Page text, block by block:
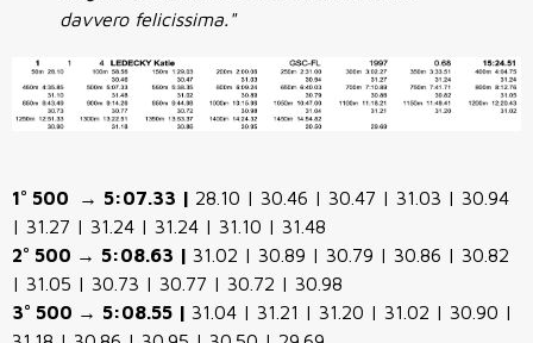
davvero felicissima."
1° 500 → 5:07.33 | 28.10 | 30.46 | 30.47 | 31.03 | 30.94
| 31.27 | 31.24 | 31.24 | 31.10 | 31.48
2° 500 → 5:08.63 | 31.02 | 30.89 | 30.79 | 30.86 | 30.82
| 31.05 | 30.73 | 30.77 | 30.72 | 30.98
3° 500 → 5:08.55 | 31.04 | 31.21 | 31.20 | 31.02 | 30.90 |